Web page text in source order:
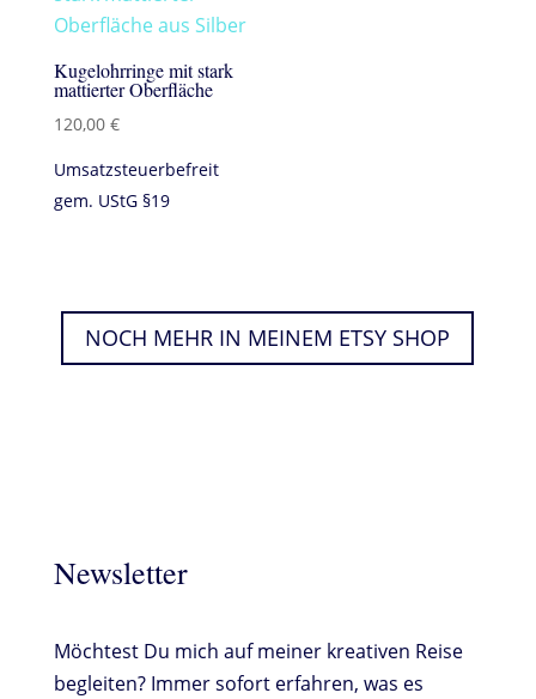
Kugelohrringe mit stark
mattierter Oberfläche
120,00 €
Umsatzsteuerbefreit
gem. UStG §19
NOCH MEHR IN MEINEM ETSY SHOP
Newsletter
Möchtest Du mich auf meiner kreativen Reise
begleiten? Immer sofort erfahren, was es